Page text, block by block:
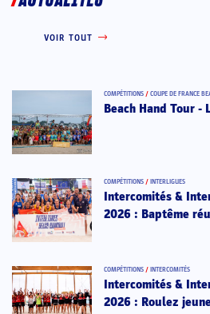
VOIR TOUT
COMPÉTITIONS / COUPE DE FRANCE
Beach Hand Tour -
COMPÉTITIONS / INTERLIGUES
Intercomités &
2026 : Baptême
COMPÉTITIONS / INTERCOMITÉS
Intercomités &
2026 : Roulez